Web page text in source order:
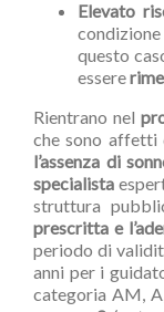
Elevato
questo
essere
Rientrano nel
che sono affetti
l’assenza di
specialista
struttura
prescritta e
periodo di
anni per i
categoria AM,